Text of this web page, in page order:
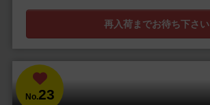
再入荷までお待ち下さい
No.23